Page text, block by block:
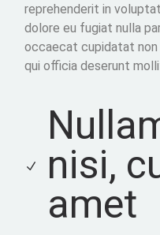
reprehenderit in
dolore eu fugiat nulla
occaecat cupidatat non
qui officia deserunt
nisi,
amet